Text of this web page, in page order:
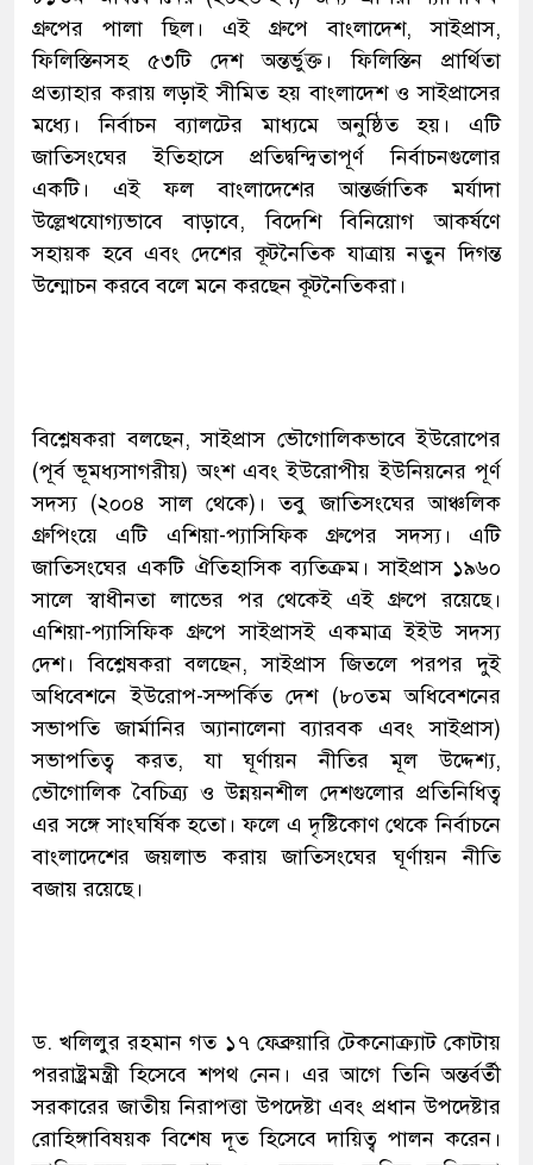
গ্রুপের পালা ছিল। এই গ্রুপে বাংলাদেশ, সাইপ্রাস,
ফিলিস্তিনসহ ৫৩টি দেশ অন্তর্ভুক্ত। ফিলিস্তিন প্রার্থিতা
প্রত্যাহার করায় লড়াই সীমিত হয় বাংলাদেশ ও সাইপ্রাসের
মধ্যে। নির্বাচন ব্যালটের মাধ্যমে অনুষ্ঠিত হয়। এটি
জাতিসংঘের ইতিহাসে প্রতিদ্বন্দ্বিতাপূর্ণ নির্বাচনগুলোর
একটি। এই ফল বাংলাদেশের আন্তর্জাতিক মর্যাদা
উল্লেখযোগ্যভাবে বাড়াবে, বিদেশি বিনিয়োগ আকর্ষণে
সহায়ক হবে এবং দেশের কূটনৈতিক যাত্রায় নতুন দিগন্ত
উন্মোচন করবে বলে মনে করছেন কূটনৈতিকরা।
বিশ্লেষকরা বলছেন, সাইপ্রাস ভৌগোলিকভাবে ইউরোপের
(পূর্ব ভূমধ্যসাগরীয়) অংশ এবং ইউরোপীয় ইউনিয়নের পূর্ণ
সদস্য (২০০৪ সাল থেকে)। তবু জাতিসংঘের আঞ্চলিক
গ্রুপিংয়ে এটি এশিয়া-প্যাসিফিক গ্রুপের সদস্য। এটি
জাতিসংঘের একটি ঐতিহাসিক ব্যতিক্রম। সাইপ্রাস ১৯৬০
সালে স্বাধীনতা লাভের পর থেকেই এই গ্রুপে রয়েছে।
এশিয়া-প্যাসিফিক গ্রুপে সাইপ্রাসই একমাত্র ইইউ সদস্য
দেশ। বিশ্লেষকরা বলছেন, সাইপ্রাস জিতলে পরপর দুই
অধিবেশনে ইউরোপ-সম্পর্কিত দেশ (৮০তম অধিবেশনের
সভাপতি জার্মানির অ্যানালেনা ব্যারবক এবং সাইপ্রাস)
সভাপতিত্ব করত, যা ঘূর্ণায়ন নীতির মূল উদ্দেশ্য,
ভৌগোলিক বৈচিত্র্য ও উন্নয়নশীল দেশগুলোর প্রতিনিধিত্ব
এর সঙ্গে সাংঘর্ষিক হতো। ফলে এ দৃষ্টিকোণ থেকে নির্বাচনে
বাংলাদেশের জয়লাভ করায় জাতিসংঘের ঘূর্ণায়ন নীতি
বজায় রয়েছে।
ড. খলিলুর রহমান গত ১৭ ফেব্রুয়ারি টেকনোক্র্যাট কোটায়
পররাষ্ট্রমন্ত্রী হিসেবে শপথ নেন। এর আগে তিনি অন্তর্বর্তী
সরকারের জাতীয় নিরাপত্তা উপদেষ্টা এবং প্রধান উপদেষ্টার
রোহিঙ্গাবিষয়ক বিশেষ দূত হিসেবে দায়িত্ব পালন করেন।